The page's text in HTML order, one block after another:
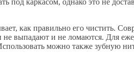
как правильно его чистить.
выпадают и не ломаются. Для
можно также зубную